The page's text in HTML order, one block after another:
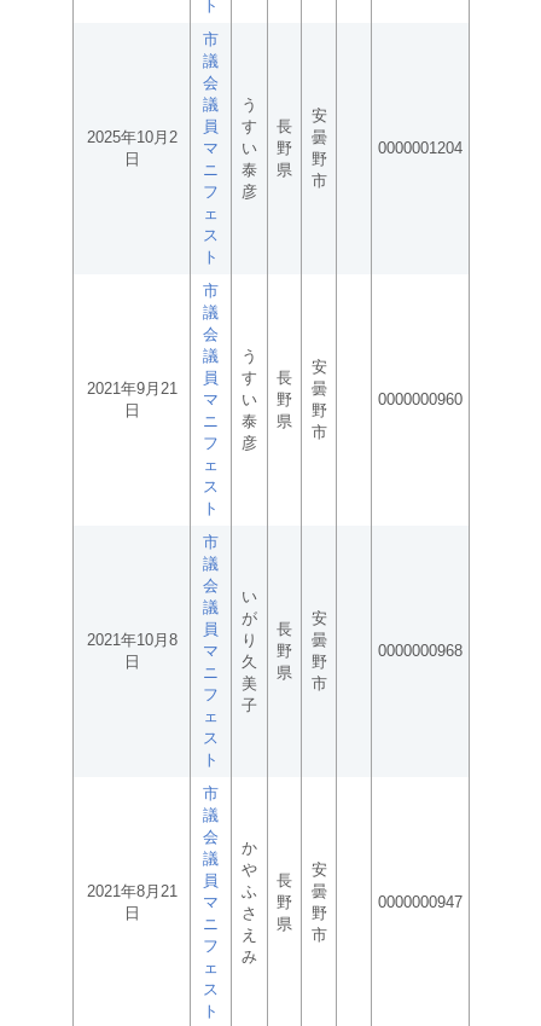
ト
2025年10月2
日
市
議
会
議
員
マ
ニ
フ
ェ
ス
ト
う
す
い
泰
彦
長
野
県
安
曇
野
市
0000001204
2021年9月21
日
市
議
会
議
員
マ
ニ
フ
ェ
ス
ト
う
す
い
泰
彦
長
野
県
安
曇
野
市
0000000960
2021年10月8
日
市
議
会
議
員
マ
ニ
フ
ェ
ス
ト
い
が
り
久
美
子
長
野
県
安
曇
野
市
0000000968
2021年8月21
日
市
議
会
議
員
マ
ニ
フ
ェ
ス
ト
か
や
ふ
さ
え
み
長
野
県
安
曇
野
市
0000000947